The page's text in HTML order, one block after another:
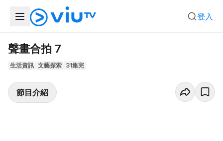
登入
聲畫合拍 7
生活資訊 文藝探索 31集完
節目介紹